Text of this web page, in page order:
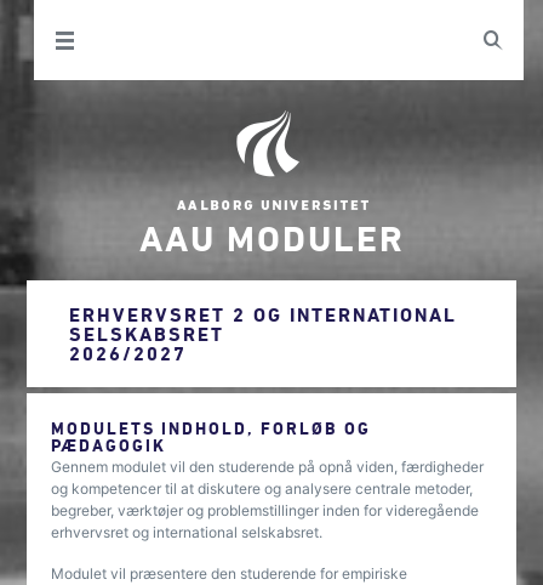
AAU MODULER
ERHVERVSRET 2 OG INTERNATIONAL
SELSKABSRET
2026/2027
MODULETS INDHOLD, FORLØB OG
PÆDAGOGIK
Gennem modulet vil den studerende på opnå viden, færdigheder
og kompetencer til at diskutere og analysere centrale metoder,
begreber, værktøjer og problemstillinger inden for videregående
erhvervsret og international selskabsret.
Modulet vil præsentere den studerende for empiriske